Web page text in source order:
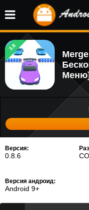
3.8
Версия:
0.8.6
Версия андроид:
Android 9+